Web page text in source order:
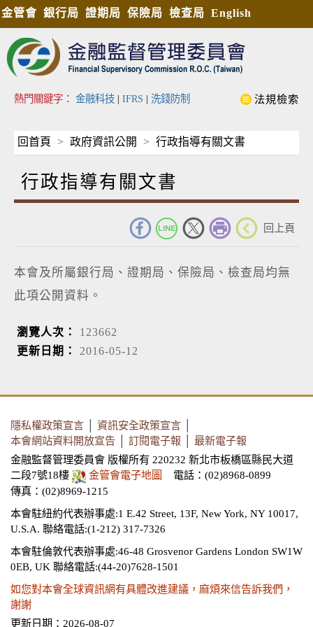
金管會 銀行局 證期局 保險局 檢查局 English
熱門關鍵字： 金融科技 | IFRS | 洗錢防制 法規檢索
回首頁 政府資訊公開 行政指導有關文書
行政指導有關文書
回上頁
本會及所屬銀行局、證期局、保險局、檢查局均無
此項公開資料。
瀏覽人次： 123662
更新日期： 2016-05-12
隱私權政策宣言 資訊安全政策宣言
本會網站資料開放宣告
訂閱電子報
最新電子報
金融監督管理委員會 版權所有 220232 新北市板橋區縣民大道
二段7號18樓
金管會電子地圖
電話：(02)8968-0899
傳真：(02)8969-1215
本會駐紐約代表辦事處:1 E.42 Street, 13F, New York, NY 10017,
U.S.A. 聯絡電話:(1-212) 317-7326
本會駐倫敦代表辦事處:46-48 Grosvenor Gardens London SW1W
0EB, UK 聯絡電話:(44-20)7628-1501
如您對本會全球資訊網有具體改進建議，麻煩來信告訴我們，
謝謝
更新日期：2026-08-07